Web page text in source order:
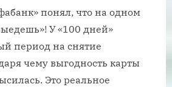
понял, что на одном
У «100 дней»
период на снятие
чему выгодность карты
Это реальное